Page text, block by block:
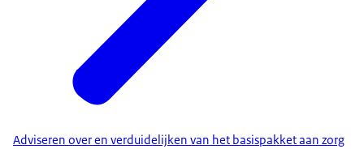
Adviseren over en verduidelijken van het basispakket aan zorg